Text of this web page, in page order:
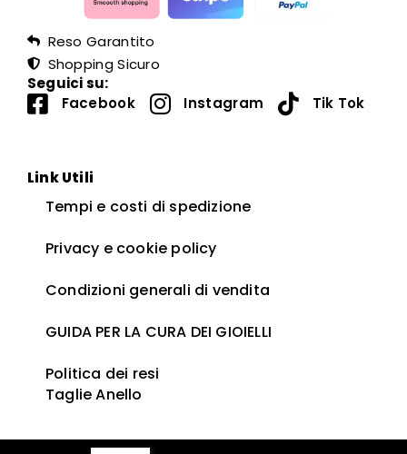
Reso Garantito
Shopping Sicuro
Seguici su:
Facebook
Instagram Tik Tok
Link Utili
Tempi e costi di spedizione
Privacy e cookie policy
Condizioni generali di vendita
GUIDA PER LA CURA DEI GIOIELLI ​
Politica dei resi
Taglie Anello